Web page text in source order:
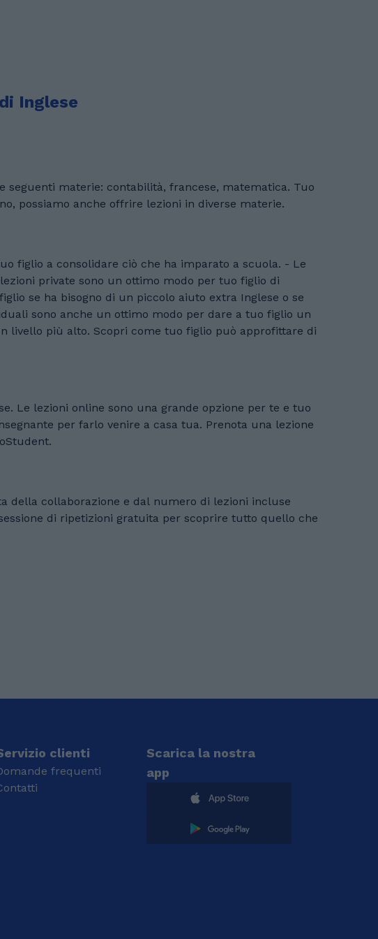
Inglese
possiamo anche offrire lezioni in diverse materie.
private sono un ottimo modo per tuo figlio di
se ha bisogno di un piccolo aiuto extra Inglese o se
sono anche un ottimo modo per dare a tuo figlio un
può approfittare di
Le lezioni online sono una grande opzione per te e tuo
venire a casa tua. Prenota una lezione
clienti
frequenti
Scarica la nostra
app